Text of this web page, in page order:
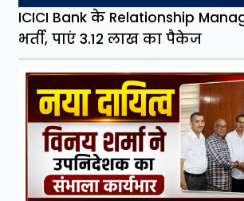
ICICI Bank के Relationship
भर्ती, पाएं 3.12 लाख का पैकेज